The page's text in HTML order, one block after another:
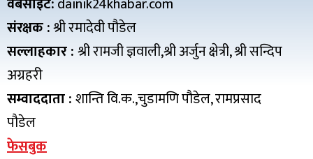
संरक्षक :श्री रमादेवी पौडेल
सल्लाहकार :श्री रामजी ज्ञवाली,श्री अर्जुन क्षेत्री, श्री सन्दिप
अग्रहरी
सम्वाददाता :शान्ति वि.क.,चुडामणि पौडेल, रामप्रसाद
पौडेल
फेसबुक